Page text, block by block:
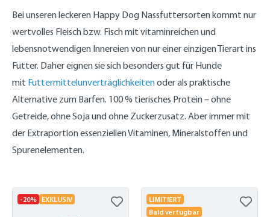
Bei unseren leckeren Happy Dog Nassfuttersorten kommt nur
wertvolles Fleisch bzw. Fisch mit vitaminreichen und
lebensnotwendigen Innereien von nur einer einzigen Tierart ins
Futter. Daher eignen sie sich besonders gut für Hunde
mit Futtermittelunverträglichkeitenoder als praktische
Alternative zum Barfen. 100 % tierisches Protein – ohne
Getreide, ohne Soja und ohne Zuckerzusatz. Aber immer mit
der Extraportion essenziellen Vitaminen, Mineralstoffen und
Spurenelementen.
-20% EXKLUSIV
LIMITIERT
Bald verfügbar